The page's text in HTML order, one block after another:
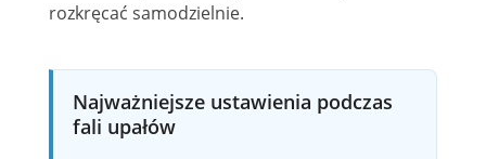
rozkręcać samodzielnie.
Najważniejsze ustawienia podczas
fali upałów